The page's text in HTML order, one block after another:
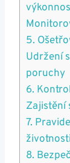
5.
Udržení
poruchy
6.
Zajistění
7.
8.